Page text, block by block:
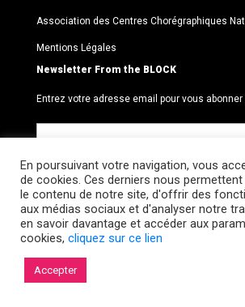
Association des Centres Chorégraphiques
Mentions Légales
Newsletter From the BLOCK
Entrez votre adresse email pour vous abonner
© 2026 Le BLOCK · CCNR. Tous droits
En poursuivant votre navigation, vous
de cookies. Ces derniers nous
le contenu de notre site, d'offrir des
aux médias sociaux et d'analyser notre
en savoir davantage et accéder aux
cookies, cliquez sur ce lien
Accepter